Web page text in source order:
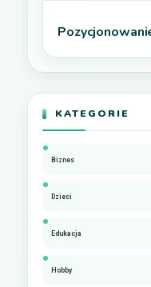
KATEGORIE
Biznes
Dzieci
Edukacja
Hobby